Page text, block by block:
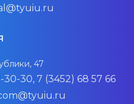
47
30-30, 7 (3452) 68 57 66